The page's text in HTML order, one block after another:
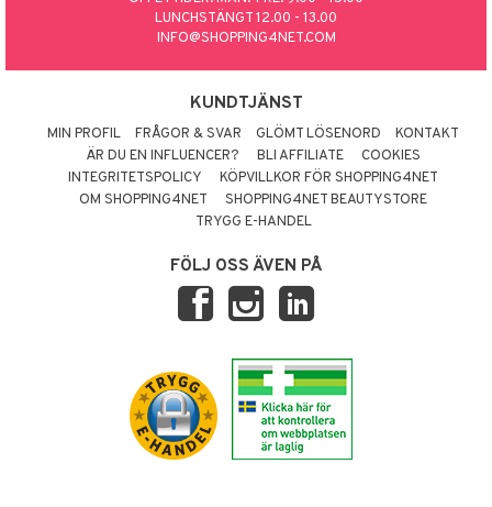
LUNCHSTÄNGT 12.00 - 13.00
INFO@SHOPPING4NET.COM
KUNDTJÄNST
MIN PROFIL FRÅGOR & SVAR GLÖMT LÖSENORD
KONTAKT
ÄR DU EN INFLUENCER?
BLI AFFILIATE
COOKIES
INTEGRITETSPOLICY
KÖPVILLKOR FÖR SHOPPING4NET
OM SHOPPING4NET
SHOPPING4NET BEAUTYSTORE
TRYGG E-HANDEL
FÖLJ OSS ÄVEN PÅ